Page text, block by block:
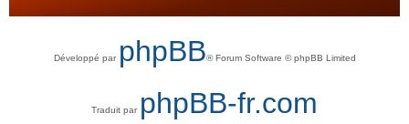
Développé par phpBB® Forum Software © phpBB Limited
Traduit par phpBB-fr.com